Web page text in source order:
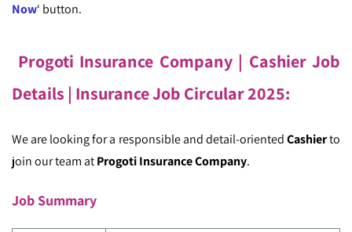
Now‘ button.
Progoti Insurance Company | Cashier Job
Details | Insurance Job Circular2025:
We are looking for a responsible and detail-orientedCashierto
join our team atProgoti Insurance Company.
Job Summary